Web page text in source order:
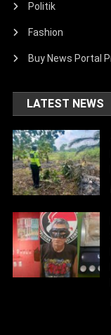
Politik
Fashion
Buy News Portal
LATEST NEWS